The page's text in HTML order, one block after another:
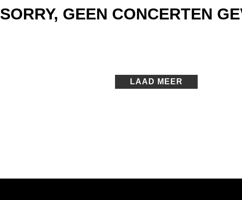
SORRY, GEEN CONCERTEN
LAAD MEER